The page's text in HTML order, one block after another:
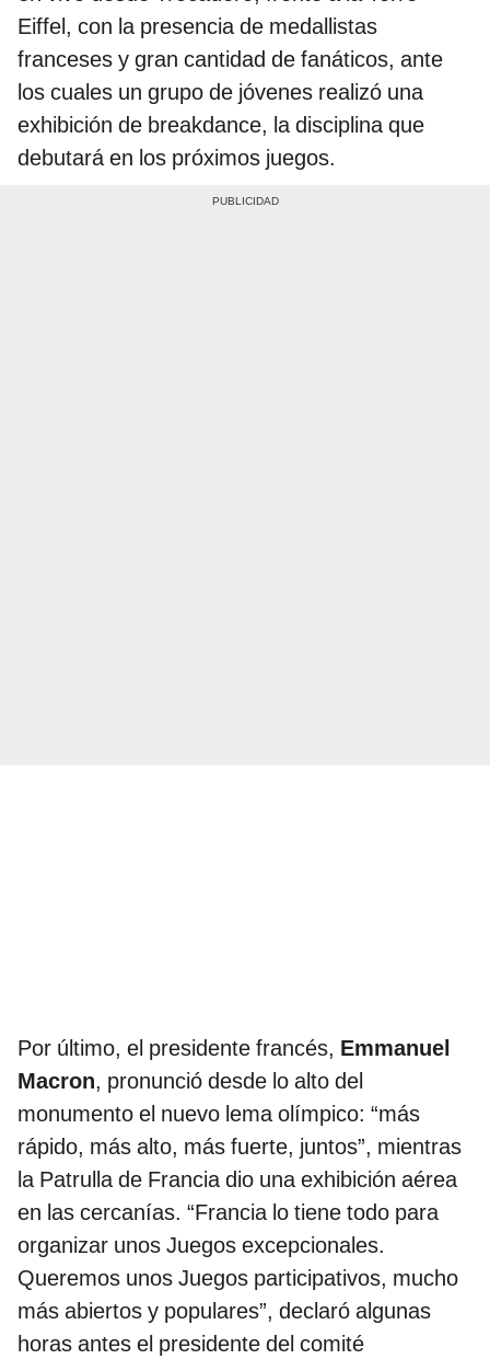
Eiffel, con la presencia de medallistas
franceses y gran cantidad de fanáticos, ante
los cuales un grupo de jóvenes realizó una
exhibición de breakdance, la disciplina que
debutará en los próximos juegos.
Por último, el presidente francés, Emmanuel
Macron, pronunció desde lo alto del
monumento el nuevo lema olímpico: “más
rápido, más alto, más fuerte, juntos”, mientras
la Patrulla de Francia dio una exhibición aérea
en las cercanías. “Francia lo tiene todo para
organizar unos Juegos excepcionales.
Queremos unos Juegos participativos, mucho
más abiertos y populares”, declaró algunas
horas antes el presidente del comité